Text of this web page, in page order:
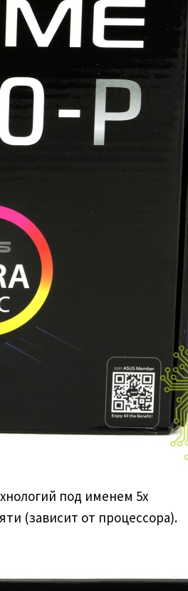
под именем 5x
(зависит от процессора).